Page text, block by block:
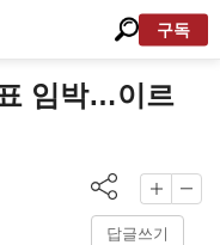
구독
임박…이르
답글쓰기